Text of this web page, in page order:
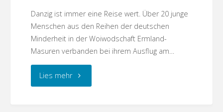
Danzig ist immer eine Reise wert. Über 20 junge
Menschen aus den Reihen der deutschen
Minderheit in der Woiwodschaft Ermland-
Masuren verbanden bei ihrem Ausflug am…
Lies mehr"Danzig